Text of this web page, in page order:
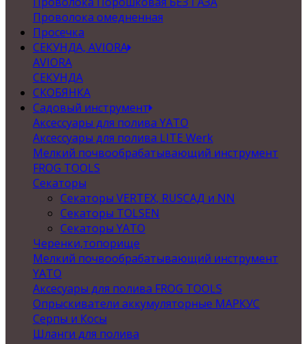
Проволока омедненная
Просечка
СЕКУНДА, AVIORA
AVIORA
СЕКУНДА
СКОБЯНКА
Садовый инструмент
Аксессуары для полива YATO
Аксессуары для полива LITE Werk
Мелкий почвообрабатывающий инструмент
FROG TOOLS
Секаторы
Секаторы VERTEX, RUSСАД и NN
Секаторы TOLSEN
Секаторы YATO
Черенки,топорище
Мелкий почвообрабатывающий инструмент
YATO
Аксесуары для полива FROG TOOLS
Опрыскиватели аккумуляторные МАРКУС
Серпы и Косы
Шланги для полива